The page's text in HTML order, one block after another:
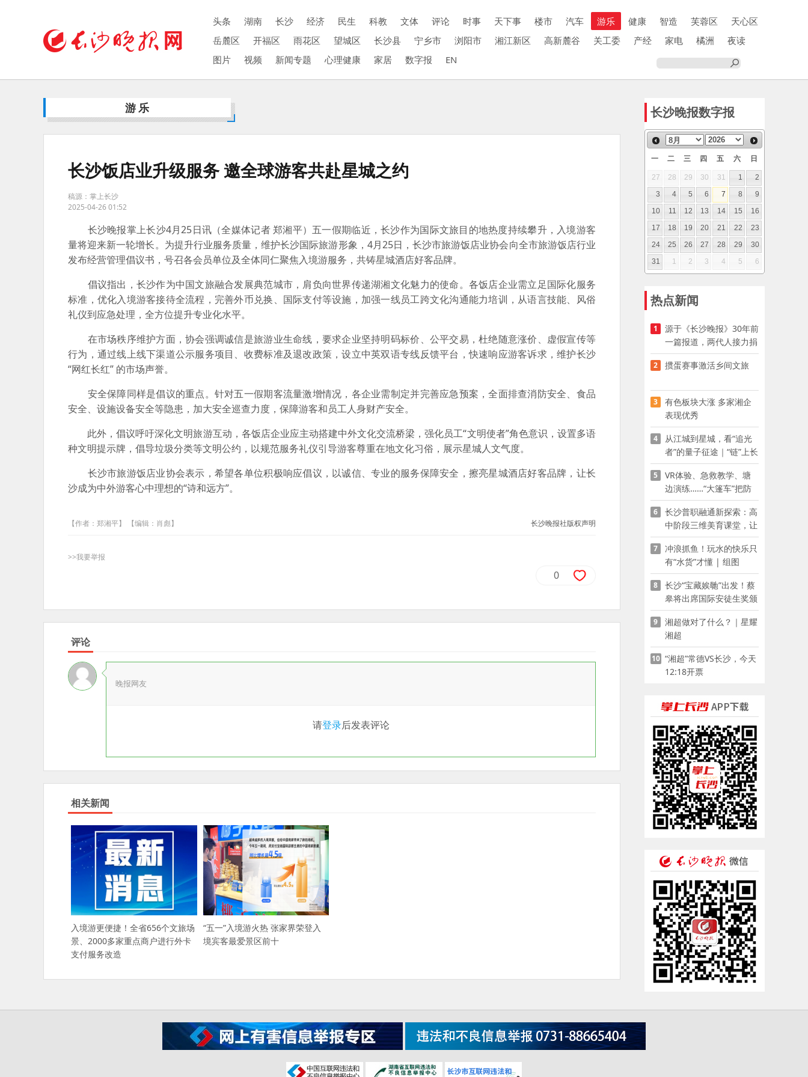
头条 湖南 长沙 经济 民生 科教 文体 评论 时事 天下事 楼市 汽车 游乐 健康 智造 芙蓉区
天心区
岳麓区
开福区 雨花区 望城区 长沙县 宁乡市 浏阳市 湘江新区 高新麓谷 关工委 产经 家电 橘洲
夜读
图片
视频 新闻专题 心理健康 家居 数字报 EN
游乐
长沙饭店业升级服务 邀全球游客共赴星城之约
稿源：掌上长沙
2025-04-26 01:52
长沙晚报掌上长沙4月25日讯（全媒体记者 郑湘平）五一假期临近，长沙作为国际文旅目的地热度持续攀升，入境游客
量将迎来新一轮增长。为提升行业服务质量，维护长沙国际旅游形象，4月25日，长沙市旅游饭店业协会向全市旅游饭店行业
发布经营管理倡议书，号召各会员单位及全体同仁聚焦入境游服务，共铸星城酒店好客品牌。
倡议指出，长沙作为中国文旅融合发展典范城市，肩负向世界传递湖湘文化魅力的使命。各饭店企业需立足国际化服务
标准，优化入境游客接待全流程，完善外币兑换、国际支付等设施，加强一线员工跨文化沟通能力培训，从语言技能、风俗
礼仪到应急处理，全方位提升专业化水平。
在市场秩序维护方面，协会强调诚信是旅游业生命线，要求企业坚持明码标价、公平交易，杜绝随意涨价、虚假宣传等
行为，通过线上线下渠道公示服务项目、收费标准及退改政策，设立中英双语专线反馈平台，快速响应游客诉求，维护长沙
“网红长红” 的市场声誉。
安全保障同样是倡议的重点。针对五一假期客流量激增情况，各企业需制定并完善应急预案，全面排查消防安全、食品
安全、设施设备安全等隐患，加大安全巡查力度，保障游客和员工人身财产安全。
此外，倡议呼吁深化文明旅游互动，各饭店企业应主动搭建中外文化交流桥梁，强化员工“文明使者”角色意识，设置多语
种文明提示牌，倡导垃圾分类等文明公约，以规范服务礼仪引导游客尊重在地文化习俗，展示星城人文气度。
长沙市旅游饭店业协会表示，希望各单位积极响应倡议，以诚信、专业的服务保障安全，擦亮星城酒店好客品牌，让长
沙成为中外游客心中理想的“诗和远方”。
【作者：郑湘平】 【编辑：肖彪】 长沙晚报社版权声明
>>我要举报
0
评论
晚报网友
请登录后发表评论
相关新闻
入境游更便捷！全省656个文旅场
景、2000多家重点商户进行外卡
支付服务改造
“五一”入境游火热 张家界荣登入
境宾客最爱景区前十
长沙晚报数字报
一 二 三 四 五 六 日
27 28 29 30 31 1
2
3
4 5 6 7 8
9
10
11 12 13 14 15
16
17
18 19 20 21 22
23
24
25 26 27 28 29
30
31
1 2 3 4 5 6
热点新闻
1
源于《长沙晚报》30年前
一篇报道，两代人接力捐
资助学
2 掼蛋赛事激活乡间文旅
3
有色板块大涨 多家湘企
表现优秀
4
从江城到星城，看“追光
者”的量子征途｜“链”上长
沙 “才”够硬核
5
VR体验、急救教学、塘
边演练……“大篷车”把防
溺水课堂搬到乡村青少年
家门口
6
长沙普职融通新探索：高
中阶段三维美育课堂，让
少年向美而生
7
冲浪抓鱼！玩水的快乐只
有“水货”才懂 | 组图
8
长沙“宝藏娭毑”出发！蔡
皋将出席国际安徒生奖颁
奖典礼并领奖
9
湘超做对了什么？｜星耀
湘超
10 “湘超”常德VS长沙，今天
12:18开票